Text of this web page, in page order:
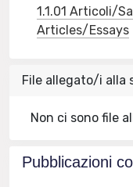
1.1.01 Articoli/
Articles/Essays
File allegato/i alla
Non ci sono file
Pubblicazioni